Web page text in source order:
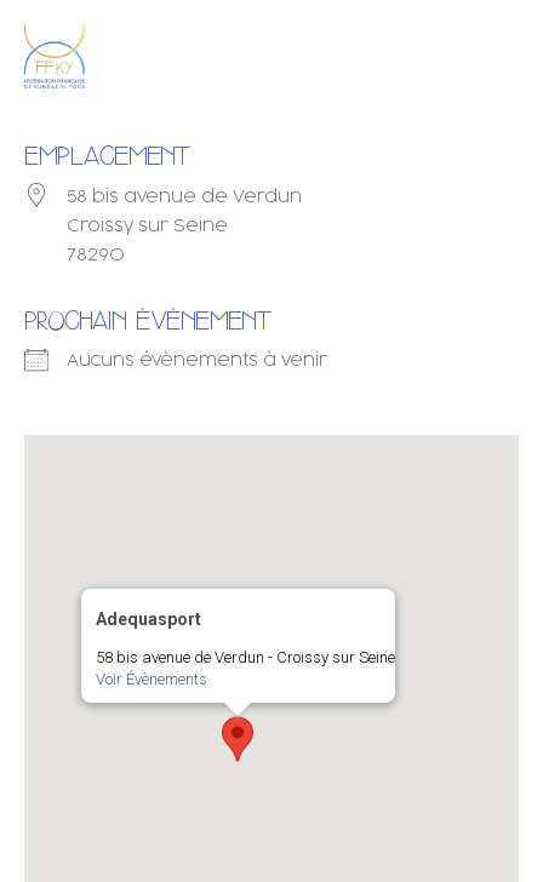
EMPLACEMENT
58 bis avenue de Verdun
Croissy sur Seine
78290
PROCHAIN ÉVÈNEMENT
Aucuns évènements à venir
Adequasport
58 bis avenue de Verdun - Croissy sur Seine
Voir Évènements